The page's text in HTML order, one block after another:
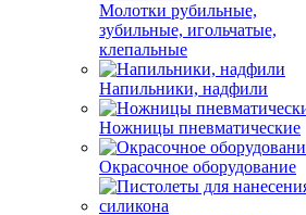
Молотки рубильные,
зубильные, игольчатые,
клепальные
Напильники, надфили
Ножницы пневматические
Окрасочное оборудование